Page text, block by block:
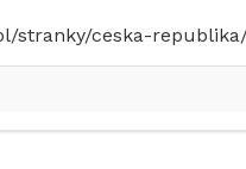
stranky/ceska-